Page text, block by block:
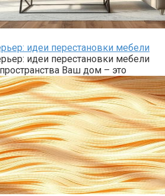
идеи перестановки мебели
идеи перестановки мебели
Ваш дом – это